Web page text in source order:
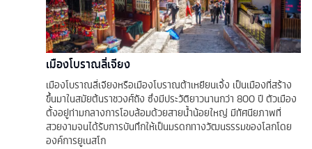
เมืองโบราณลี่เจียง
เมืองโบราณลี่เจียงหรือเมืองโบราณต้าเหยียนเจิ้ง เป็นเมืองที่สร้าง
ขึ้นมาในสมัยต้นราชวงศ์ถัง ซึ่งมีประวัติยาวนานกว่า 800 ปี ตัวเมือง
ตั้งอยู่ท่ามกลางการโอบล้อมด้วยสายนํ้าน้อยใหญ่ มีทัศนียภาพที่
สวยงามจนได้รับการบันทึกให้เป็นมรดกทางวัฒนธรรมของโลกโดย
องค์การยูเนสโก